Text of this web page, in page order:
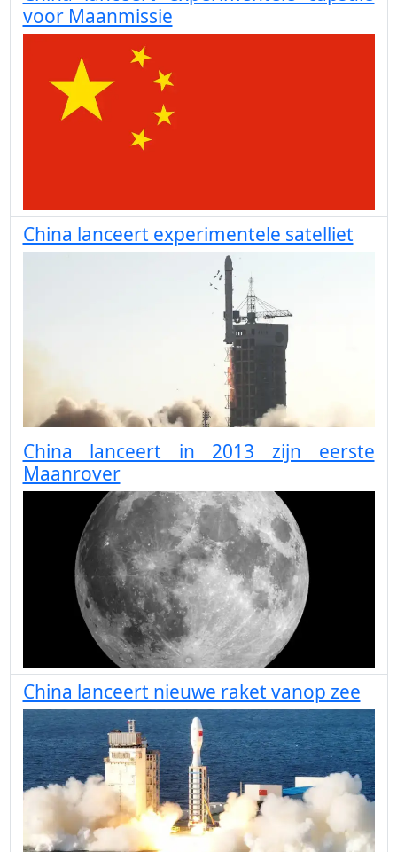
voor Maanmissie
China lanceert experimentele satelliet
China lanceert in 2013 zijn eerste
Maanrover
China lanceert nieuwe raket vanop zee